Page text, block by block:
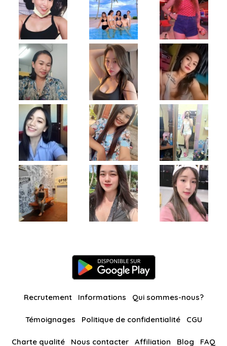
Recrutement Informations Qui sommes-nous?
Témoignages Politique de confidentialité CGU
Charte qualité Nous contacter Affiliation Blog FAQ